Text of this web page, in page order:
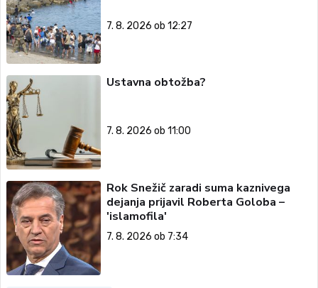
7. 8. 2026 ob 12:27
Ustavna obtožba?
7. 8. 2026 ob 11:00
Rok Snežič zaradi suma kaznivega
dejanja prijavil Roberta Goloba –
'islamofila'
7. 8. 2026 ob 7:34